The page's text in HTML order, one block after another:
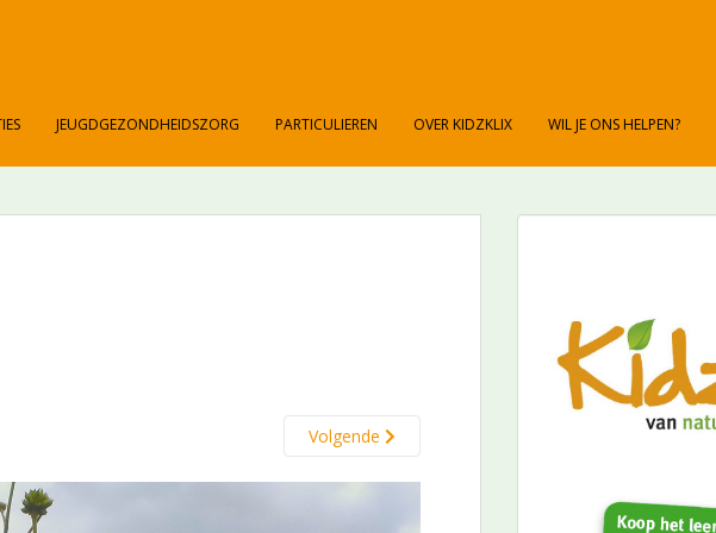
JEUGDGEZONDHEIDSZORG PARTICULIEREN OVER KIDZKLIX WIL JE ONS HELPEN?
Volgende